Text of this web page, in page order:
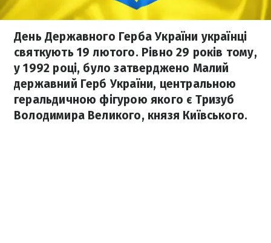
День Державного Герба України українці
святкують 19 лютого. Рівно 29 років тому,
у 1992 році, було затверджено Малий
державний Герб України, центральною
геральдичною фігурою якого є Тризуб
Володимира Великого, князя Київського.